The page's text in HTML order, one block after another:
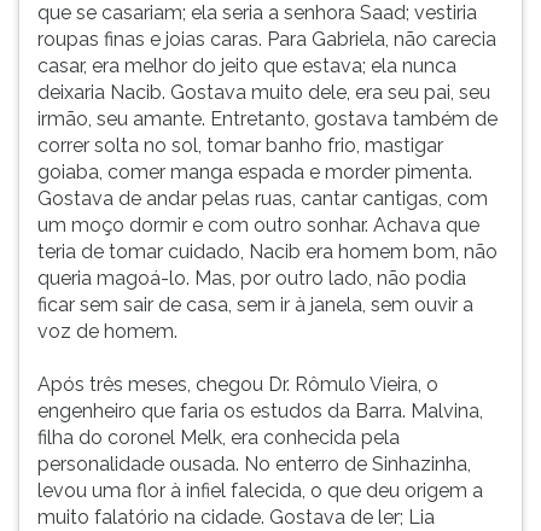
que se casariam; ela seria a senhora Saad; vestiria
roupas finas e joias caras. Para Gabriela, não carecia
casar, era melhor do jeito que estava; ela nunca
deixaria Nacib. Gostava muito dele, era seu pai, seu
irmão, seu amante. Entretanto, gostava também de
correr solta no sol, tomar banho frio, mastigar
goiaba, comer manga espada e morder pimenta.
Gostava de andar pelas ruas, cantar cantigas, com
um moço dormir e com outro sonhar. Achava que
teria de tomar cuidado, Nacib era homem bom, não
queria magoá-lo. Mas, por outro lado, não podia
ficar sem sair de casa, sem ir à janela, sem ouvir a
voz de homem.
Após três meses, chegou Dr. Rômulo Vieira, o
engenheiro que faria os estudos da Barra. Malvina,
filha do coronel Melk, era conhecida pela
personalidade ousada. No enterro de Sinhazinha,
levou uma flor à infiel falecida, o que deu origem a
muito falatório na cidade. Gostava de ler; Lia